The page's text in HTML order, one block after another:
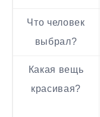
Что человек
выбрал?
Какая вещь
красивая?